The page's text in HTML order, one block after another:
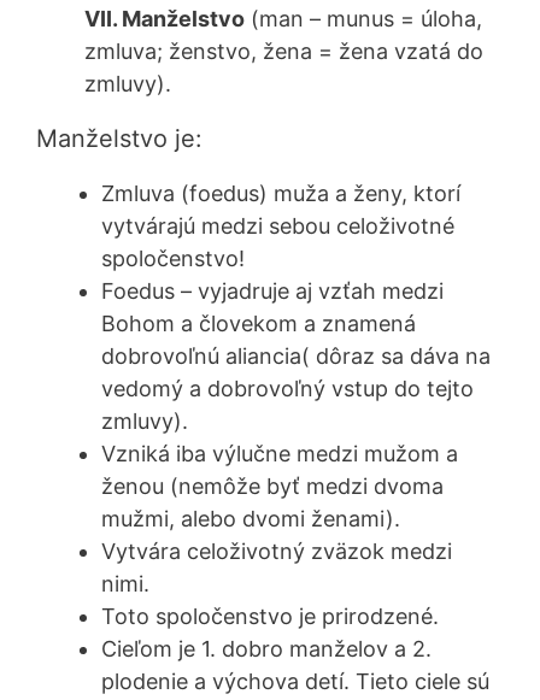
VII. Manželstvo (man – munus = úloha,
zmluva; ženstvo, žena = žena vzatá do
zmluvy).
Manželstvo je:
Zmluva (foedus) muža a ženy, ktorí
vytvárajú medzi sebou celoživotné
spoločenstvo!
Foedus – vyjadruje aj vzťah medzi
Bohom a človekom a znamená
dobrovoľnú aliancia( dôraz sa dáva na
vedomý a dobrovoľný vstup do tejto
zmluvy).
Vzniká iba výlučne medzi mužom a
ženou (nemôže byť medzi dvoma
mužmi, alebo dvomi ženami).
Vytvára celoživotný zväzok medzi
nimi.
Toto spoločenstvo je prirodzené.
Cieľom je 1. dobro manželov a 2.
plodenie a výchova detí. Tieto ciele sú